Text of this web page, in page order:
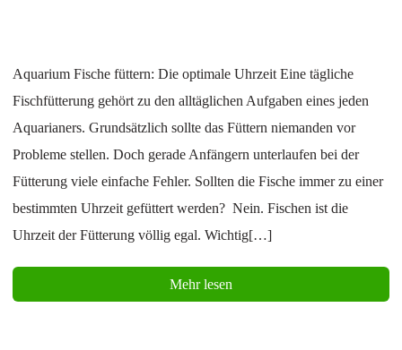
Aquarium Fische füttern: Die optimale Uhrzeit Eine tägliche
Fischfütterung gehört zu den alltäglichen Aufgaben eines jeden
Aquarianers. Grundsätzlich sollte das Füttern niemanden vor
Probleme stellen. Doch gerade Anfängern unterlaufen bei der
Fütterung viele einfache Fehler. Sollten die Fische immer zu einer
bestimmten Uhrzeit gefüttert werden? Nein. Fischen ist die
Uhrzeit der Fütterung völlig egal. Wichtig[…]
Mehr lesen